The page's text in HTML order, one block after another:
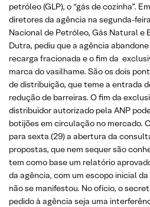
petróleo (GLP), o “gás de cozinha”.
diretores da agência na segunda-
Nacional de Petróleo, Gás Natural e
Dutra, pediu que a agência
recarga fracionada e o fim da
marca do vasilhame. São os dois
de distribuição, que teme a entrada
redução de barreiras. O fim da
distribuidor autorizado pela ANP
botijões em circulação no mercado.
para sexta (29) a abertura da
propostas, que nem sequer são
tem como base um relatório
da agência, com um escopo inicial
não se manifestou. No ofício, o
pedido à agência seja uma